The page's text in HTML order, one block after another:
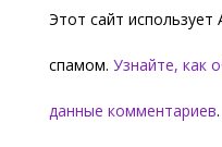
Этот сайт
спамом. Узнайте, как
данные комментариев.